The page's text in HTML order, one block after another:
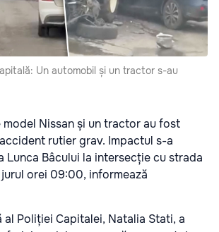
Un automobil și un tractor s-au
Nissan și un tractor au fost
rutier grav. Impactul s-a
Lunca Bâcului la intersecție cu strada
jurul orei 09:00, informează
Poliției Capitalei, Natalia Stati, a